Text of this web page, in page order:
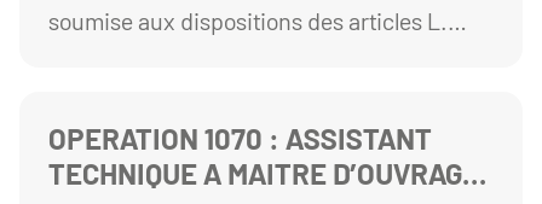
soumise aux dispositions des articles L.
OPERATION 1070 : ASSISTANT
TECHNIQUE A MAITRE D’OUVRAGE